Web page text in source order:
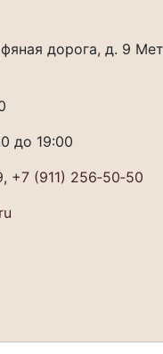
дорога, д. 9
до 19:00
, +7 (911) 256‐50‐50